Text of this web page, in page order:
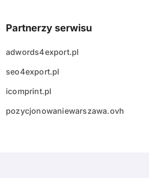
Partnerzy serwisu
adwords4export.pl
seo4export.pl
icomprint.pl
pozycjonowaniewarszawa.ovh